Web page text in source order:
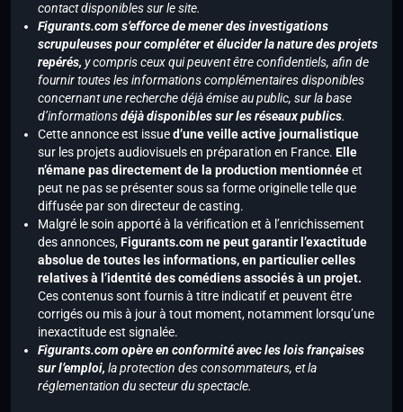
contact disponibles sur le site.
Figurants.com s’efforce de mener des investigations
scrupuleuses pour compléter et élucider la nature des projets
repérés, y compris ceux qui peuvent être confidentiels, afin de
fournir toutes les informations complémentaires disponibles
concernant une recherche déjà émise au public, sur la base
d’informationsdéjà disponibles sur les réseaux publics.
Cette annonce est issued’une veille active journalistique
sur les projets audiovisuels en préparation en France. Elle
n’émane pas directement de la production mentionnéeet
peut ne pas se présenter sous sa forme originelle telle que
diffusée par son directeur de casting.
Malgré le soin apporté à la vérification et à l’enrichissement
des annonces,Figurants.com ne peut garantir l’exactitude
absolue de toutes les informations, en particulier celles
relatives à l’identité des comédiens associés à un projet.
Ces contenus sont fournis à titre indicatif et peuvent être
corrigés ou mis à jour à tout moment, notamment lorsqu’une
inexactitude est signalée.
Figurants.com opère en conformité avec les lois françaises
sur l’emploi, la protection des consommateurs, et la
réglementation du secteur du spectacle.